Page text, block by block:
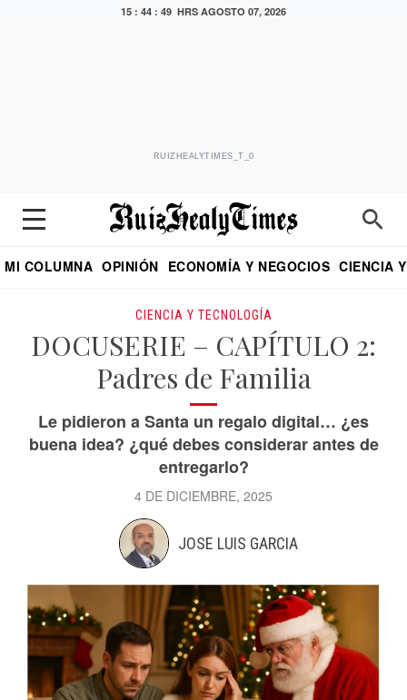
15 : 44 : 50 HRS AGOSTO 07, 2026
RUIZHEALYTIMES_T_0
MI COLUMNA OPINIÓN ECONOMÍA Y NEGOCIOS CIENCIA
CIENCIA Y TECNOLOGÍA
DOCUSERIE – CAPÍTULO 2:
Padres de Familia
Le pidieron a Santa un regalo digital… ¿es
buena idea? ¿qué debes considerar antes de
entregarlo?
4 DE DICIEMBRE, 2025
JOSE LUIS GARCIA